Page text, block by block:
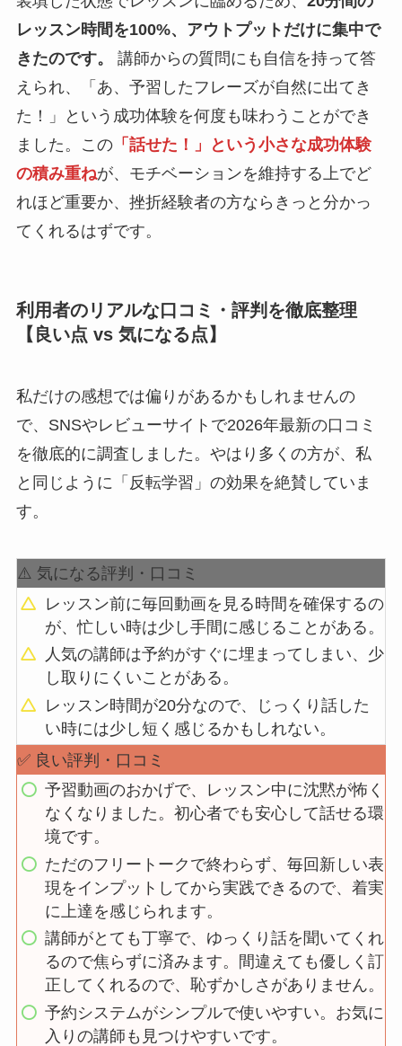
レッスン時間を100%、アウトプットだけに集中で
きたのです。
講師からの質問にも自信を持って答
えられ、「あ、予習したフレーズが自然に出てき
た！」という成功体験を何度も味わうことができ
ました。この「話せた！」という小さな成功体験
の積み重ねが、モチベーションを維持する上でど
れほど重要か、挫折経験者の方ならきっと分かっ
てくれるはずです。
利用者のリアルな口コミ・評判を徹底整理
【良い点 vs 気になる点】
私だけの感想では偏りがあるかもしれませんの
で、SNSやレビューサイトで2026年最新の口コミ
を徹底的に調査しました。やはり多くの方が、私
と同じように「反転学習」の効果を絶賛していま
す。
⚠️ 気になる評判・口コミ
レッスン前に毎回動画を見る時間を確保するの
が、忙しい時は少し手間に感じることがある。
人気の講師は予約がすぐに埋まってしまい、少
し取りにくいことがある。
レッスン時間が20分なので、じっくり話した
い時には少し短く感じるかもしれない。
✅ 良い評判・口コミ
予習動画のおかげで、レッスン中に沈黙が怖く
なくなりました。初心者でも安心して話せる環
境です。
ただのフリートークで終わらず、毎回新しい表
現をインプットしてから実践できるので、着実
に上達を感じられます。
講師がとても丁寧で、ゆっくり話を聞いてくれ
るので焦らずに済みます。間違えても優しく訂
正してくれるので、恥ずかしさがありません。
予約システムがシンプルで使いやすい。お気に
入りの講師も見つけやすいです。